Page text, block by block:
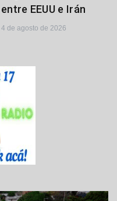
entre EEUU e Irán
4 de agosto de 2026